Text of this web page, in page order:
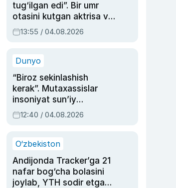
tug‘ilgan edi”. Bir umr
otasini kutgan aktrisa va
dublyaj ustasi Rimma
Ahmedovaning
13:55 / 04.08.2026
Dunyo
“Biroz sekinlashish
kerak”. Mutaxassislar
insoniyat sun’iy
intellektni boshqara
olmay qolishidan xavotir
12:40 / 04.08.2026
O‘zbekiston
Andijonda Tracker’ga 21
nafar bog‘cha bolasini
joylab, YTH sodir etgan